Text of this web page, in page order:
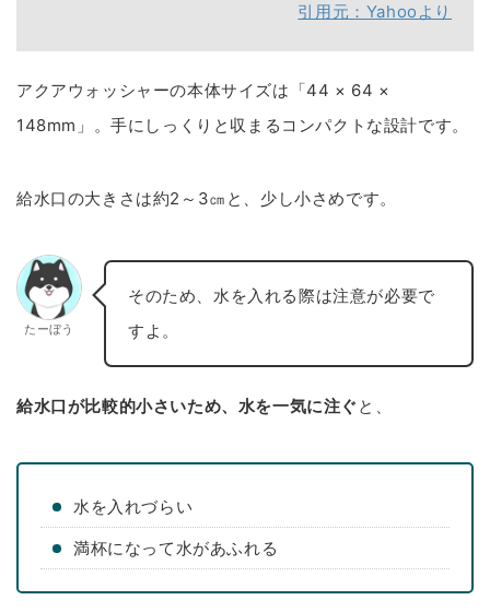
引用元：Yahooより
アクアウォッシャーの本体サイズは「44 × 64 ×
148mm」。手にしっくりと収まるコンパクトな設計です。
給水口の大きさは約2～3㎝と、少し小さめです。
たーぼう
そのため、水を入れる際は注意が必要で
すよ。
給水口が比較的小さいため、水を一気に注ぐ と、
水を入れづらい
満杯になって水があふれる